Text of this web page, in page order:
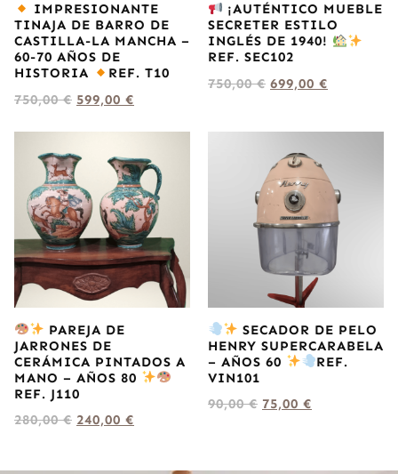
IMPRESIONANTE
TINAJA DE BARRO DE
CASTILLA-LA MANCHA –
60-70 AÑOS DE
HISTORIA
REF. T10
750,00€ 599,00 €
¡AUTÉNTICO MUEBLE
SECRETER ESTILO
INGLÉS DE 1940!
REF. SEC102
750,00€ 699,00 €
PAREJA DE
JARRONES DE
CERÁMICA PINTADOS A
MANO – AÑOS 80
REF. J110
280,00€ 240,00 €
SECADOR DE PELO
HENRY SUPERCARABELA
– AÑOS 60
REF.
VIN101
90,00€ 75,00 €